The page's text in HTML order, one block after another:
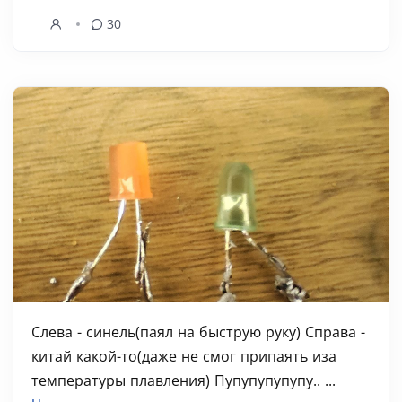
30
Слева - синель(паял на быструю руку) Справа -
китай какой-то(даже не смог припаять иза
температуры плавления) Пупупупупупу.. ...